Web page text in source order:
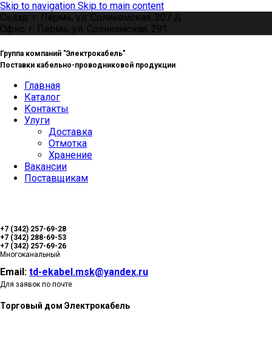
Skip to navigation Skip to main content
Склад: г. Пермь, ул. Соликамская, 307 Д
Офис: г. Пермь, ул. Соликамская, 291
Группа компаний "Электрокабель"
Поставки кабельно-проводниковой продукции
Главная
Каталог
Контакты
Улуги
Доставка
Отмотка
Хранение
Вакансии
Поставщикам
+7 (342) 257-69-28
+7 (342) 288-69-53
+7 (342) 257-69-26
Многоканальный
Email: td-ekabel.msk@yandex.ru
Для заявок по почте
Торговый дом Электрокабель